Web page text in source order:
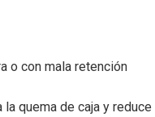
o con mala retención
quema de caja y reduce